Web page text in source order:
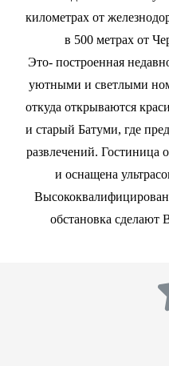
километрах от
в 500 метрах от
Это- построенная
уютными и светлыми
откуда открываются
и старый Батуми, где
развлечений. Гостиница
и оснащена
обстановка